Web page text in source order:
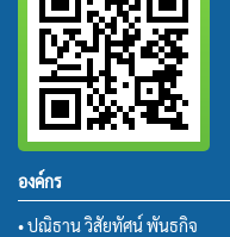
องค์กร
• ปณิธาน วิสัยทัศน์ พันธกิจ